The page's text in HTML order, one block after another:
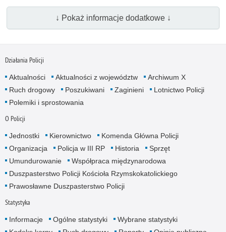
↓ Pokaż informacje dodatkowe ↓
Działania Policji
Aktualności Aktualności z województw
Archiwum X
Ruch drogowy
Poszukiwani Zaginieni
Lotnictwo Policji
Polemiki i sprostowania
O Policji
Jednostki Kierownictwo
Komenda Główna Policji
Organizacja
Policja w III RP Historia
Sprzęt
Umundurowanie
Współpraca międzynarodowa
Duszpasterstwo Policji Kościoła Rzymskokatolickiego
Prawosławne Duszpasterstwo Policji
Statystyka
Informacje Ogólne statystyki
Wybrane statystyki